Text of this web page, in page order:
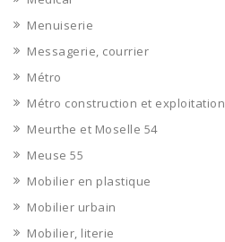
Menuiserie
Messagerie, courrier
Métro
Métro construction et exploitation
Meurthe et Moselle 54
Meuse 55
Mobilier en plastique
Mobilier urbain
Mobilier, literie